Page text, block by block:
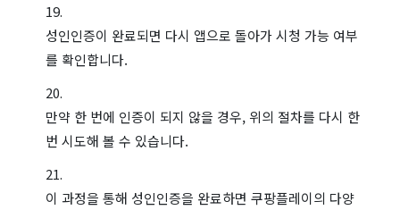
성인인증이 완료되면 다시 앱으로 돌아가 시청 가능 여부
를 확인합니다.
만약 한 번에 인증이 되지 않을 경우, 위의 절차를 다시 한
번 시도해 볼 수 있습니다.
이 과정을 통해 성인인증을 완료하면 쿠팡플레이의 다양